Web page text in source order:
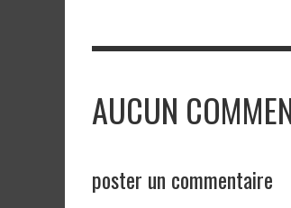
AUCUN
poster un commentaire